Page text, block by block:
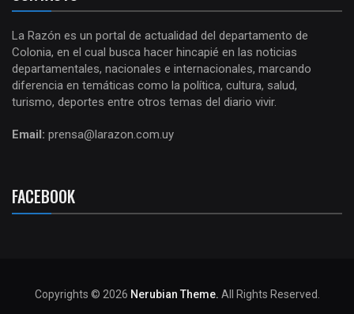
La Razón es un portal de actualidad del departamento de
Colonia, en el cual busca hacer hincapié en las noticias
departamentales, nacionales e internacionales, marcando
diferencia en temáticas como la política, cultura, salud,
turismo, deportes entre otros temas del diario vivir.
Email: prensa@larazon.com.uy
FACEBOOK
Copyrights © 2026 Nerubian Theme. All Rights Reserved.